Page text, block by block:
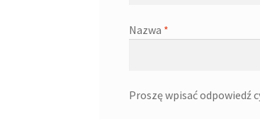
Nazwa *
Proszę wpisać odpowiedź